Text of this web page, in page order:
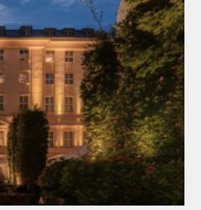
Mark Prague se
zahájení